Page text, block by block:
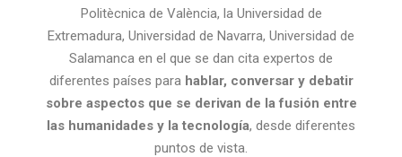
Politècnica de València, la Universidad de
Extremadura, Universidad de Navarra, Universidad de
Salamanca en el que se dan cita expertos de
diferentes países para hablar, conversar y debatir
sobre aspectos que se derivan de la fusión entre
las humanidades y la tecnología, desde diferentes
puntos de vista.